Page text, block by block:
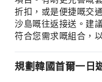
折扣，或是便捷嘅交
沙島嘅往返接送。建
符合您需求嘅組合，
規劃韓國首爾一日